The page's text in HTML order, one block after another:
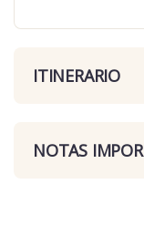
ITINERARIO
NOTAS